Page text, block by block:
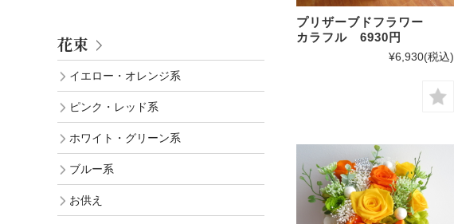
プリザーブドフラワー
カラフル 6930円
¥6,930(税込)
花束
イエロー・オレンジ系
ピンク・レッド系
ホワイト・グリーン系
ブルー系
お供え